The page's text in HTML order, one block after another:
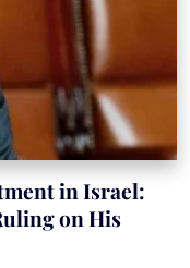
in Israel:
on His